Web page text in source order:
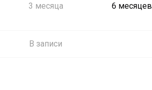
3 месяца 6 месяцев
В записи